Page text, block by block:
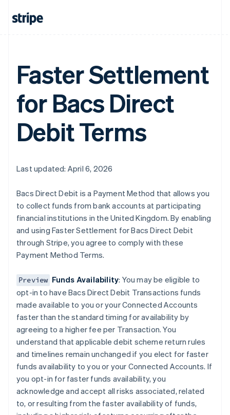
Faster Settlement
for Bacs Direct
Debit Terms
Last updated: April 6, 2026
Bacs Direct Debit is a Payment Method that allows you
to collect funds from bank accounts at participating
financial institutions in the United Kingdom. By enabling
and using Faster Settlement for Bacs Direct Debit
through Stripe, you agree to comply with these
Payment Method Terms.
Preview Funds Availability: You may be eligible to
opt-in to have Bacs Direct Debit Transactions funds
made available to you or your Connected Accounts
faster than the standard timing for availability by
agreeing to a higher fee per Transaction. You
understand that applicable debit scheme return rules
and timelines remain unchanged if you elect for faster
funds availability to you or your Connected Accounts. If
you opt-in for faster funds availability, you
acknowledge and accept all risks associated, related
to, or resulting from the faster availability of funds,
Australia
English
Austria
DeutschEnglish
Nederlands Français Deutsch
Brasile
Bulgaria
English
Canada
EnglishFrançais
Cina continentale
简体中文 English
Cipro
Croazia
English
Danimarca
English
Emirati Arabi Uniti
English
Estonia
Finlandia
Francia
FrançaisEnglish
Germania